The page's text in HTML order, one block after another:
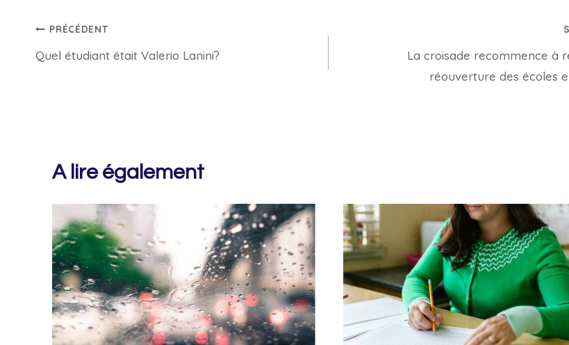
Navigation
de
PRÉCÉDENT
Quel étudiant était Valerio Lanini?
La croisade recommence à
réouverture des écoles
A lire également